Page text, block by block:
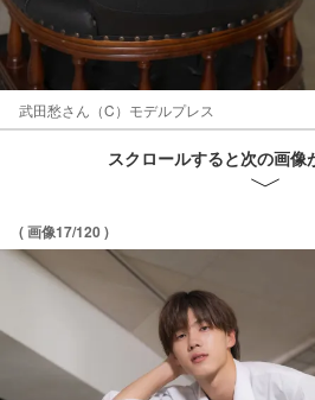
武田愁さん（C）モデルプレス
スクロールすると次の画像
( 画像17/120 )